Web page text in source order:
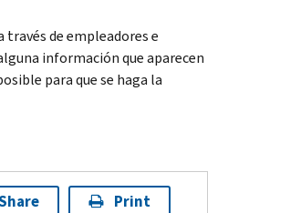
de empleadores e
información que aparecen
para que se haga la
Print